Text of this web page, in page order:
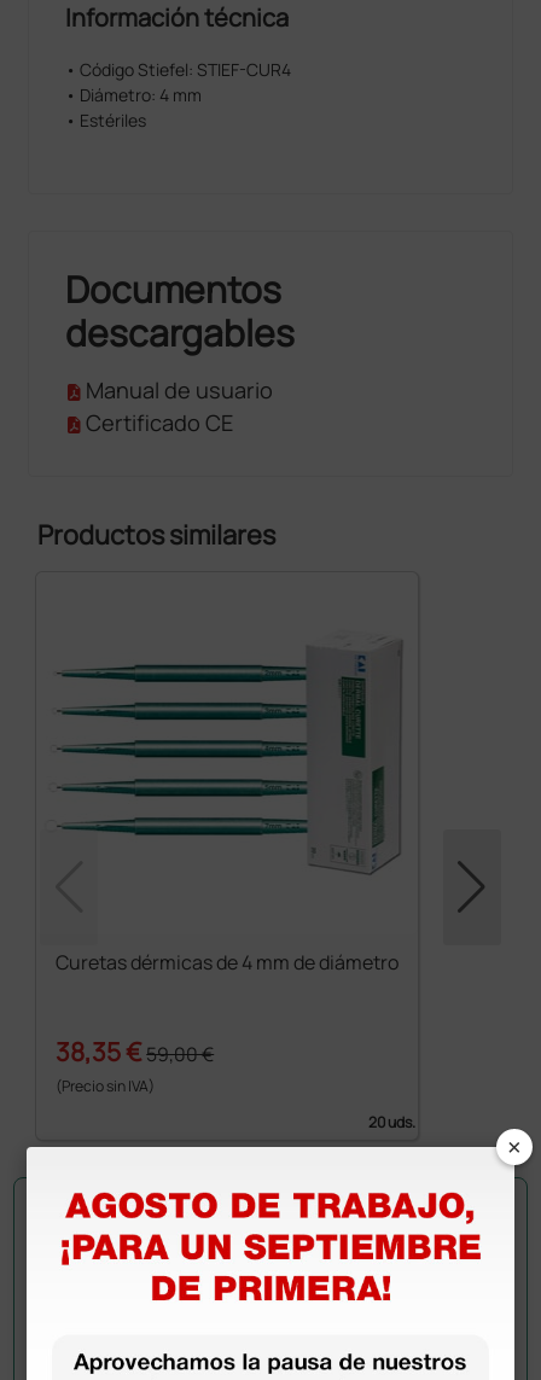
Información técnica
• Código Stiefel: STIEF-CUR4
• Diámetro: 4 mm
• Estériles
Documentos
descargables
Manual de usuario
Certificado CE
Productos similares
Curetas dérmicas de 4 mm de diámetro
38,35 €59,00 €
(Precio sin IVA)
20 uds.
×